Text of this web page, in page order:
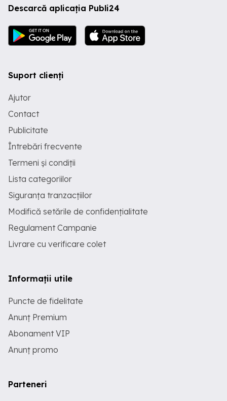
Descarcă aplicația Publi24
Suport clienți
Ajutor
Contact
Publicitate
Întrebări frecvente
Termeni și condiții
Lista categoriilor
Siguranța tranzacțiilor
Modifică setările de confidențialitate
Regulament Campanie
Livrare cu verificare colet
Informații utile
Puncte de fidelitate
Anunț Premium
Abonament VIP
Anunț promo
Parteneri